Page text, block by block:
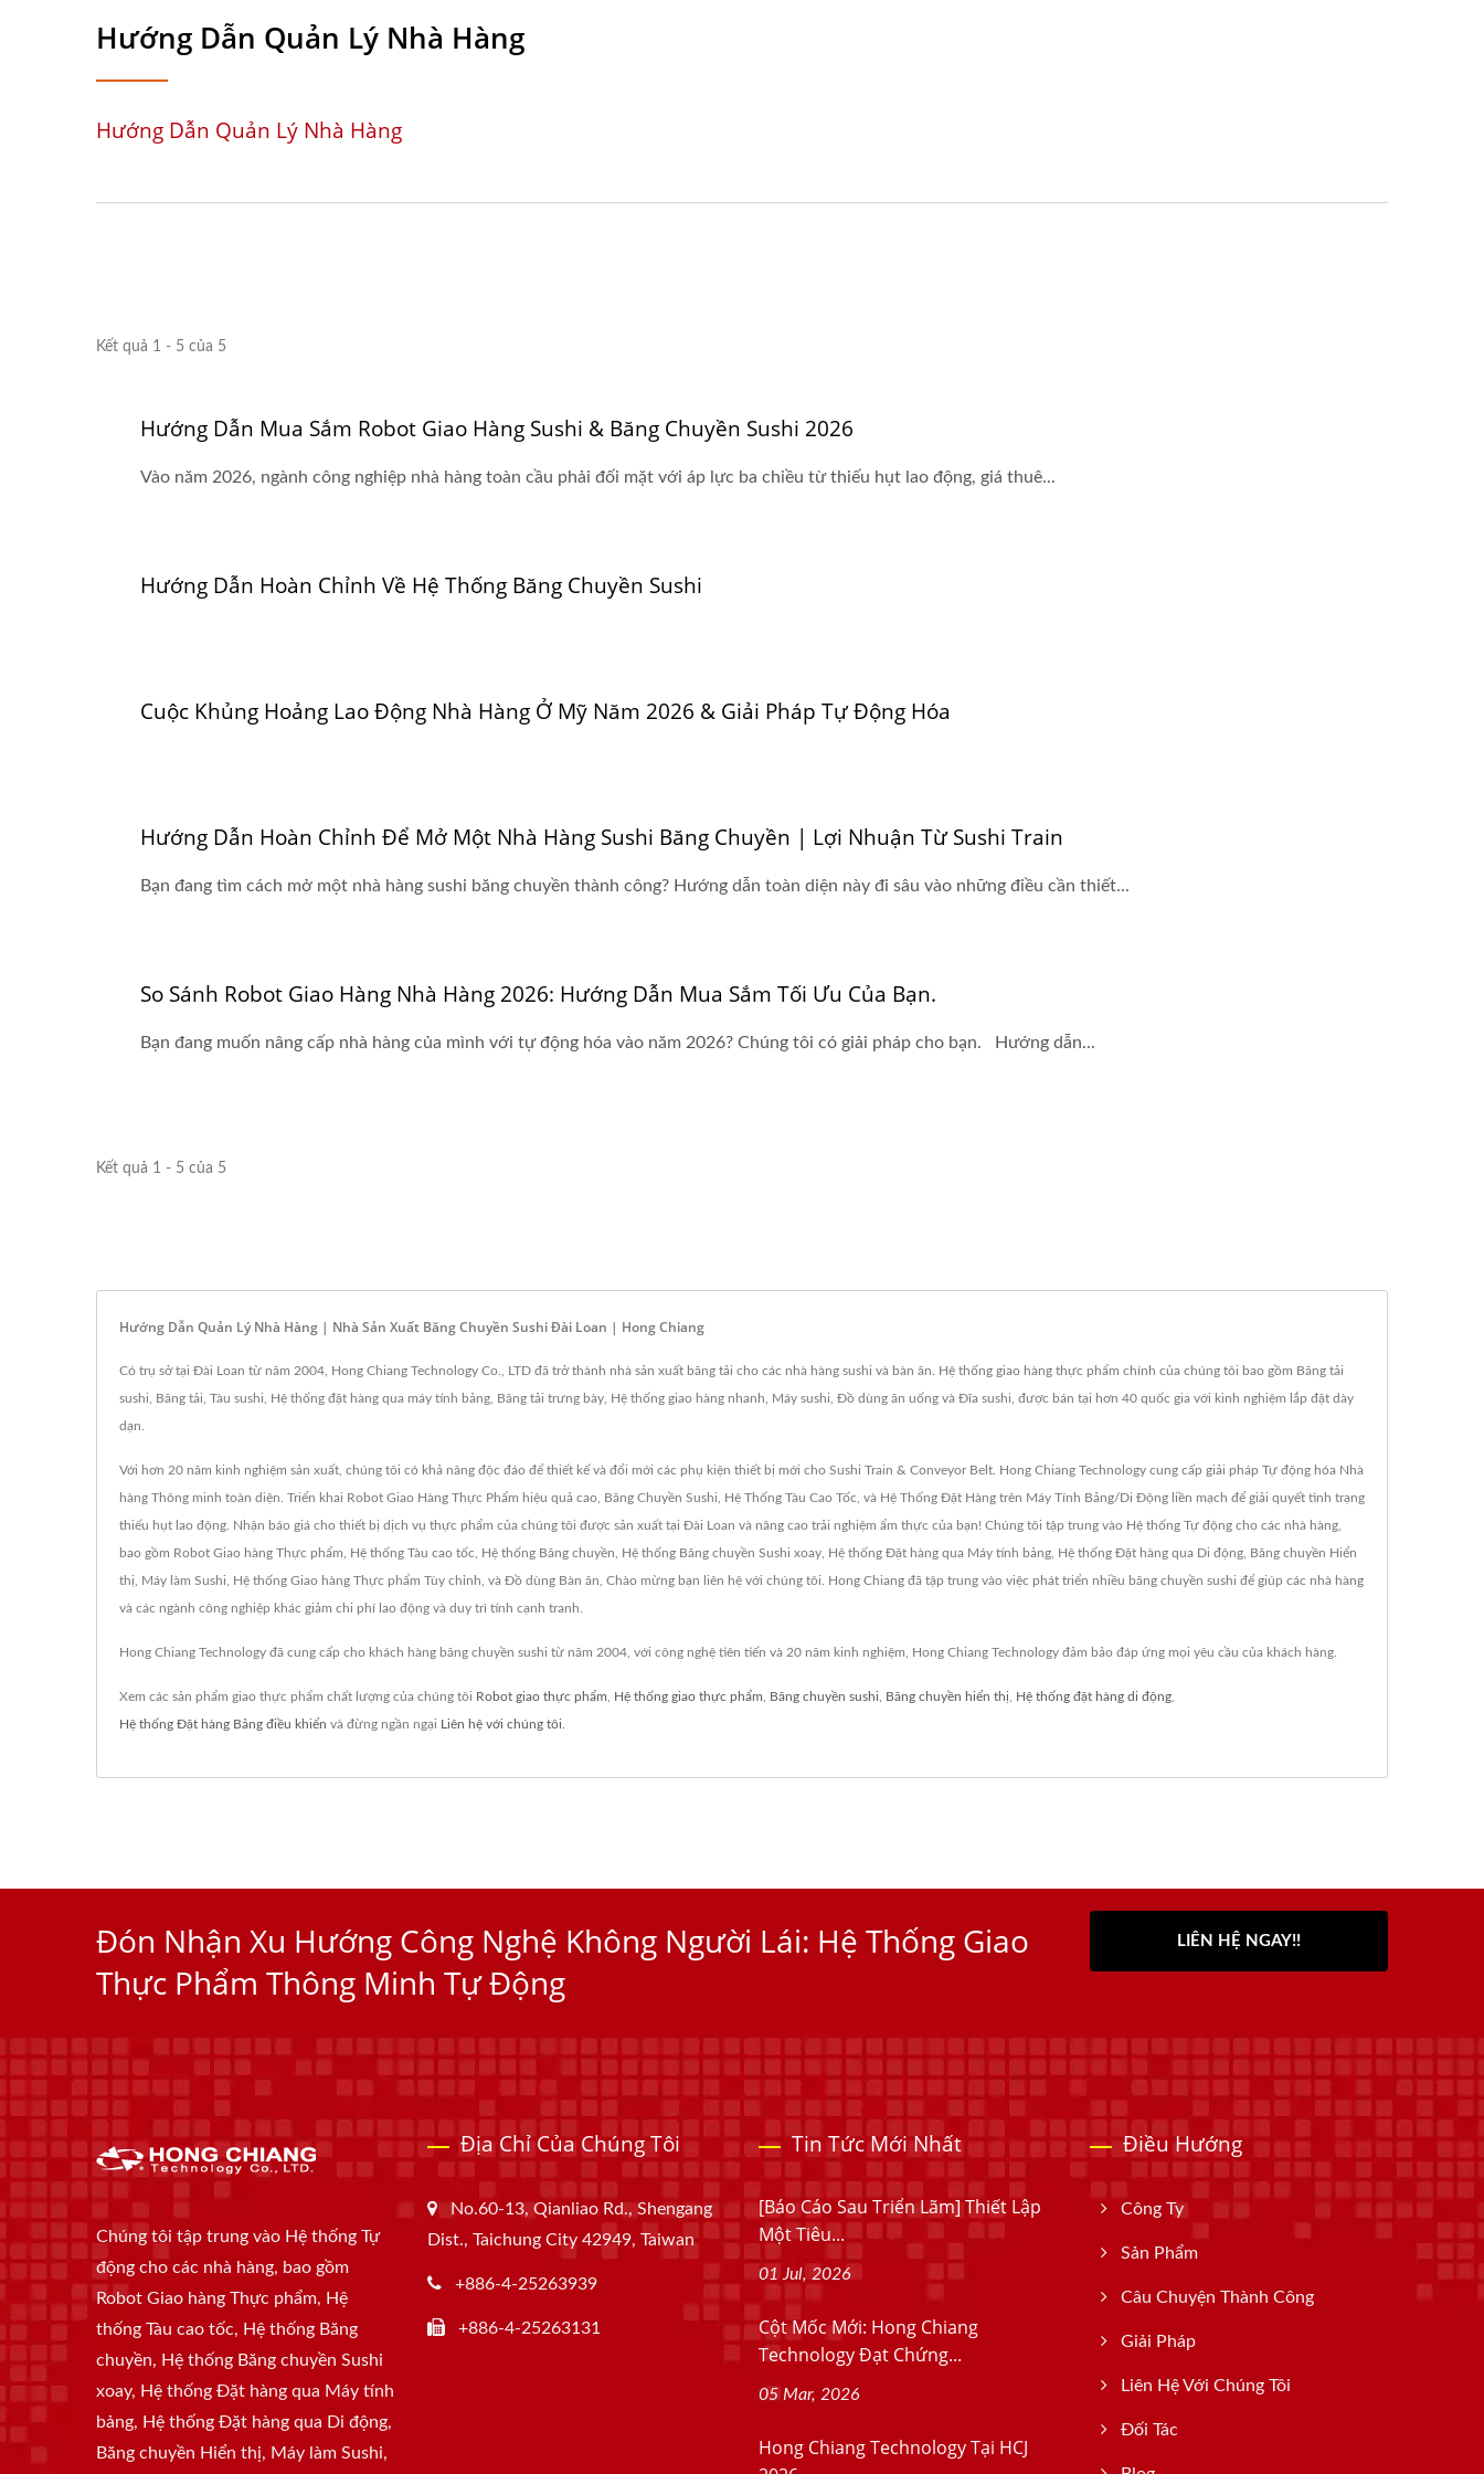
Hướng Dẫn Quản Lý Nhà Hàng
Hướng Dẫn Quản Lý Nhà Hàng
Kết quả 1 - 5 của 5
Hướng Dẫn Mua Sắm Robot Giao Hàng Sushi & Băng Chuyền Sushi 2026
Vào năm 2026, ngành công nghiệp nhà hàng toàn cầu phải đối mặt với áp lực ba chiều từ thiếu hụt lao động, giá thuê...
Hướng Dẫn Hoàn Chỉnh Về Hệ Thống Băng Chuyền Sushi
Cuộc Khủng Hoảng Lao Động Nhà Hàng Ở Mỹ Năm 2026 & Giải Pháp Tự Động Hóa
Hướng Dẫn Hoàn Chỉnh Để Mở Một Nhà Hàng Sushi Băng Chuyền | Lợi Nhuận Từ Sushi Train
Bạn đang tìm cách mở một nhà hàng sushi băng chuyền thành công? Hướng dẫn toàn diện này đi sâu vào những điều cần thiết...
So Sánh Robot Giao Hàng Nhà Hàng 2026: Hướng Dẫn Mua Sắm Tối Ưu Của Bạn.
Bạn đang muốn nâng cấp nhà hàng của mình với tự động hóa vào năm 2026? Chúng tôi có giải pháp cho bạn. Hướng dẫn...
Kết quả 1 - 5 của 5
Hướng Dẫn Quản Lý Nhà Hàng | Nhà Sản Xuất Băng Chuyền Sushi Đài Loan | Hong Chiang
Có trụ sở tại Đài Loan từ năm 2004, Hong Chiang Technology Co., LTD đã trở thành nhà sản xuất băng tải cho các nhà hàng sushi và bàn ăn. Hệ thống giao hàng thực phẩm chính của chúng tôi bao gồm Băng tải
sushi, Băng tải, Tàu sushi, Hệ thống đặt hàng qua máy tính bảng, Băng tải trưng bày, Hệ thống giao hàng nhanh, Máy sushi, Đồ dùng ăn uống và Đĩa sushi, được bán tại hơn 40 quốc gia với kinh nghiệm lắp đặt dày
dạn.
Với hơn 20 năm kinh nghiệm sản xuất, chúng tôi có khả năng độc đáo để thiết kế và đổi mới các phụ kiện thiết bị mới cho Sushi Train & Conveyor Belt. Hong Chiang Technology cung cấp giải pháp Tự động hóa Nhà
hàng Thông minh toàn diện. Triển khai Robot Giao Hàng Thực Phẩm hiệu quả cao, Băng Chuyền Sushi, Hệ Thống Tàu Cao Tốc, và Hệ Thống Đặt Hàng trên Máy Tính Bảng/Di Động liền mạch để giải quyết tình trạng
thiếu hụt lao động. Nhận báo giá cho thiết bị dịch vụ thực phẩm của chúng tôi được sản xuất tại Đài Loan và nâng cao trải nghiệm ẩm thực của bạn! Chúng tôi tập trung vào Hệ thống Tự động cho các nhà hàng,
bao gồm Robot Giao hàng Thực phẩm, Hệ thống Tàu cao tốc, Hệ thống Băng chuyền, Hệ thống Băng chuyền Sushi xoay, Hệ thống Đặt hàng qua Máy tính bảng, Hệ thống Đặt hàng qua Di động, Băng chuyền Hiển
thị, Máy làm Sushi, Hệ thống Giao hàng Thực phẩm Tùy chỉnh, và Đồ dùng Bàn ăn, Chào mừng bạn liên hệ với chúng tôi. Hong Chiang đã tập trung vào việc phát triển nhiều băng chuyền sushi để giúp các nhà hàng
và các ngành công nghiệp khác giảm chi phí lao động và duy trì tính cạnh tranh.
Hong Chiang Technology đã cung cấp cho khách hàng băng chuyền sushi từ năm 2004, với công nghệ tiên tiến và 20 năm kinh nghiệm, Hong Chiang Technology đảm bảo đáp ứng mọi yêu cầu của khách hàng.
Xem các sản phẩm giao thực phẩm chất lượng của chúng tôi Robot giao thực phẩm Hệ thống giao thực phẩm Băng chuyền sushi Băng chuyền hiển thị Hệ thống đặt hàng di động
Hệ thống Đặt hàng Bảng điều khiển và đừng ngần ngại Liên hệ với chúng tôi
Đón Nhận Xu Hướng Công Nghệ Không Người Lái: Hệ Thống Giao
Thực Phẩm Thông Minh Tự Động
LIÊN HỆ NGAY!!
Chúng tôi tập trung vào Hệ thống Tự
động cho các nhà hàng, bao gồm
Robot Giao hàng Thực phẩm, Hệ
thống Tàu cao tốc, Hệ thống Băng
chuyền, Hệ thống Băng chuyền Sushi
xoay, Hệ thống Đặt hàng qua Máy tính
bảng, Hệ thống Đặt hàng qua Di động,
Băng chuyền Hiển thị, Máy làm Sushi,
Địa Chỉ Của Chúng Tôi
No.60-13, Qianliao Rd., Shengang
Dist., Taichung City 42949, Taiwan
+886-4-25263939
+886-4-25263131
Tin Tức Mới Nhất
[Báo Cáo Sau Triển Lãm] Thiết Lập
Một Tiêu...
01 Jul, 2026
Cột Mốc Mới: Hong Chiang
Technology Đạt Chứng...
05 Mar, 2026
Hong Chiang Technology Tại HCJ
Điều Hướng
Công Ty
Sản Phẩm
Câu Chuyện Thành Công
Giải Pháp
Liên Hệ Với Chúng Tôi
Đối Tác